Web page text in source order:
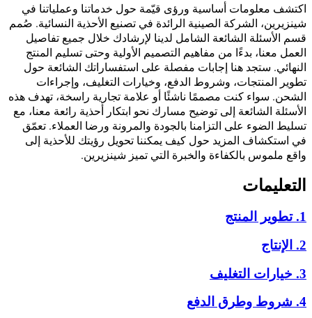
اكتشف معلومات أساسية ورؤى قيّمة حول خدماتنا وعملياتنا في
شينزيرين، الشركة الصينية الرائدة في تصنيع الأحذية النسائية. صُمم
قسم الأسئلة الشائعة الشامل لدينا لإرشادك خلال جميع تفاصيل
العمل معنا، بدءًا من مفاهيم التصميم الأولية وحتى تسليم المنتج
النهائي. ستجد هنا إجابات مفصلة على استفساراتك الشائعة حول
تطوير المنتجات، وشروط الدفع، وخيارات التغليف، وإجراءات
الشحن. سواء كنت مصممًا ناشئًا أو علامة تجارية راسخة، تهدف هذه
الأسئلة الشائعة إلى توضيح مسارك نحو ابتكار أحذية رائعة معنا، مع
تسليط الضوء على التزامنا بالجودة والمرونة ورضا العملاء. تعمّق
في استكشاف المزيد حول كيف يمكننا تحويل رؤيتك للأحذية إلى
واقع ملموس بالكفاءة والخبرة التي تميز شينزيرين.
التعليمات
1. تطوير المنتج
2. الإنتاج
3. خيارات التغليف
4. شروط وطرق الدفع